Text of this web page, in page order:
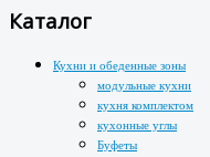
Каталог
Кухни и обеденные зоны
модульные кухни
кухня комплектом
кухонные углы
Буфеты